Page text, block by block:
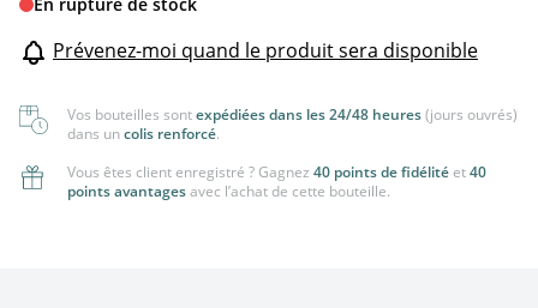
Prévenez-moi quand le produit sera disponible
Vos bouteilles sontexpédiées dans les 24/48 heures(jours ouvrés)
dans uncolis renforcé.
Vous êtes client enregistré ? Gagnez 40 points de fidélité et40
points avantagesavec l’achat de cette bouteille.